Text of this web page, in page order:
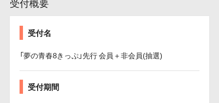
受付名
「夢の青春8きっぷ」先行 会員＋非会員(抽選)
受付期間